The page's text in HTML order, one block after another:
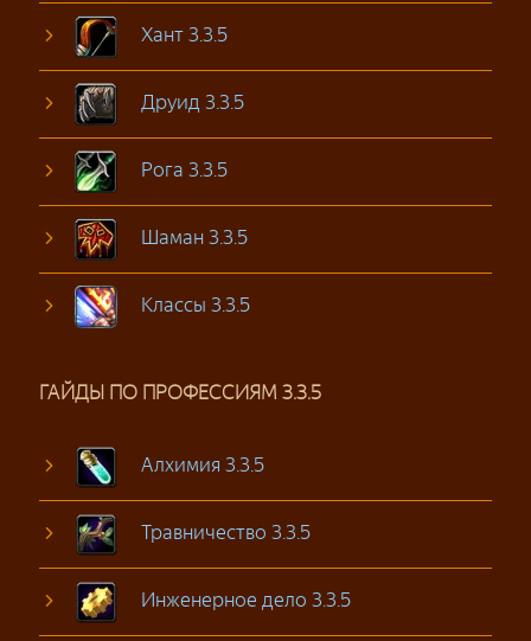
Хант 3.3.5
Друид 3.3.5
Рога 3.3.5
Шаман 3.3.5
Классы 3.3.5
ГАЙДЫ ПО ПРОФЕССИЯМ 3.3.5
Алхимия 3.3.5
Травничество 3.3.5
Инженерное дело 3.3.5